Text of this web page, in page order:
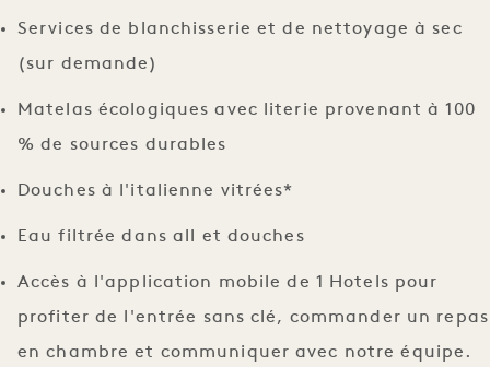
Services de blanchisserie et de nettoyage à sec
(sur demande)
Matelas écologiques avec literie provenant à 100
% de sources durables
Douches à l'italienne vitrées*
Eau filtrée dans all et douches
Accès à l'application mobile de 1 Hotels pour
profiter de l'entrée sans clé, commander un repas
en chambre et communiquer avec notre équipe.